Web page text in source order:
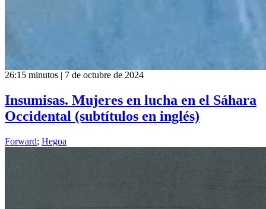
26:15 minutos | 7 de octubre de 2024
Insumisas. Mujeres en lucha en el Sáhara
Occidental (subtítulos en inglés)
Forward; Hegoa